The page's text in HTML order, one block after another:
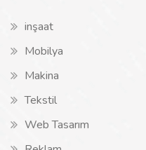
inşaat
Mobilya
Makina
Tekstil
Web Tasarım